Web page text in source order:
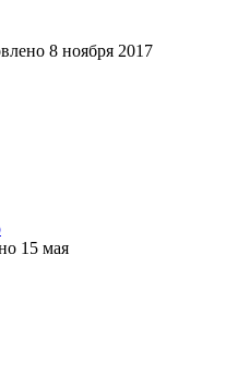
8 ноября 2017
15 мая